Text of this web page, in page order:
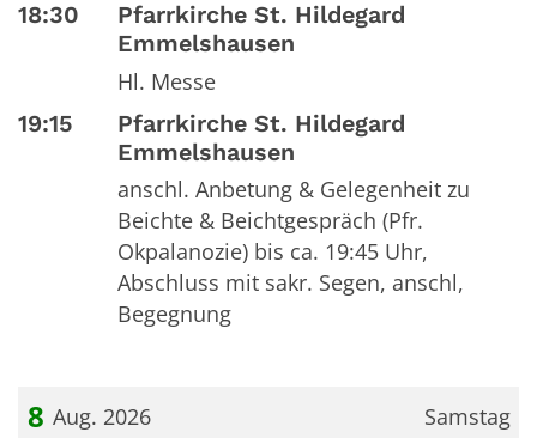
18:30
Pfarrkirche St. Hildegard
Emmelshausen
Hl. Messe
19:15
Pfarrkirche St. Hildegard
Emmelshausen
anschl. Anbetung & Gelegenheit zu
Beichte & Beichtgespräch (Pfr.
Okpalanozie) bis ca. 19:45 Uhr,
Abschluss mit sakr. Segen, anschl,
Begegnung
Samstag
8 Aug. 2026